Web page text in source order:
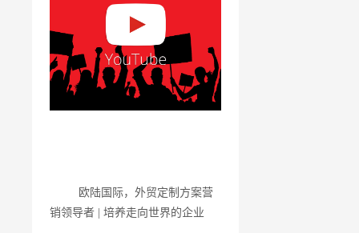
欧陆国际，外贸定制方案营
销领导者 | 培养走向世界的企业